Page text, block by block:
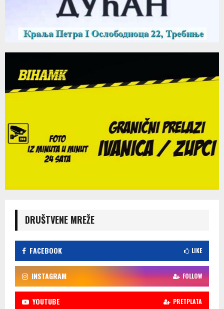
DRUŠTVENE MREŽE
FACEBOOK LIKE
INSTAGRAM FOLLOW
YOUTUBE PRETPLATA